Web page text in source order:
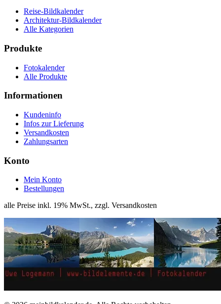
Reise-Bildkalender
Architektur-Bildkalender
Alle Kategorien
Produkte
Fotokalender
Alle Produkte
Informationen
Kundeninfo
Infos zur Lieferung
Versandkosten
Zahlungsarten
Konto
Mein Konto
Bestellungen
alle Preise inkl. 19% MwSt., zzgl. Versandkosten